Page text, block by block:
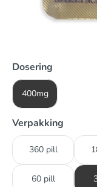
Dosering
400mg
Verpakking
360 pill
60 pill